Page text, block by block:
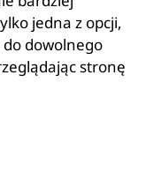
jedna z opcji,
dowolnego
stronę